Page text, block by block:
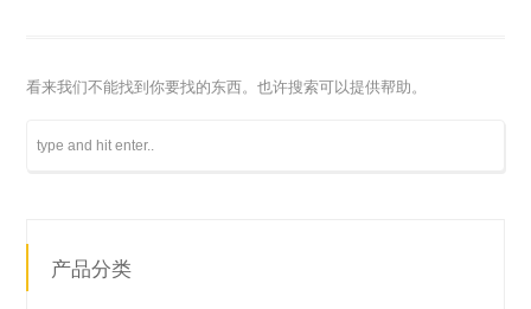
看来我们不能找到你要找的东西。也许搜索可以提供帮助。
产品分类